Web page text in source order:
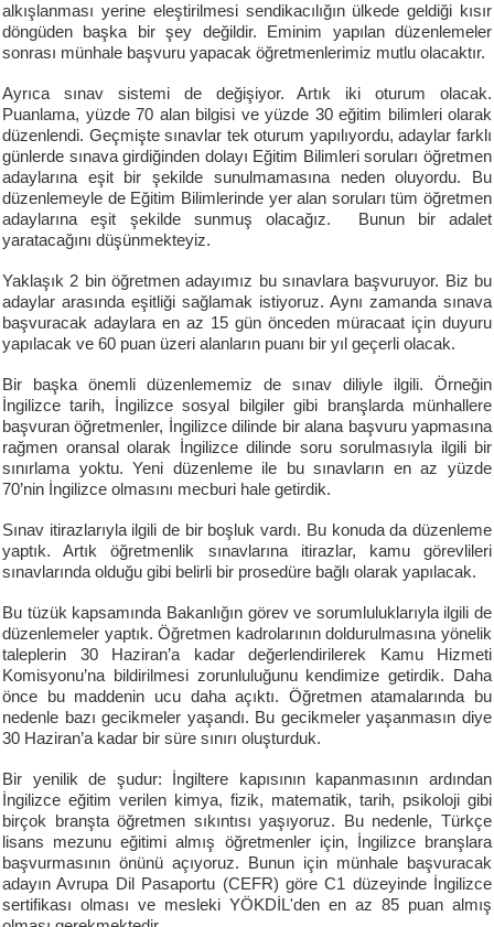
alkışlanması yerine eleştirilmesi sendikacılığın ülkede geldiği kısır
döngüden başka bir şey değildir. Eminim yapılan düzenlemeler
sonrası münhale başvuru yapacak öğretmenlerimiz mutlu olacaktır.
Ayrıca sınav sistemi de değişiyor. Artık iki oturum olacak.
Puanlama, yüzde 70 alan bilgisi ve yüzde 30 eğitim bilimleri olarak
düzenlendi. Geçmişte sınavlar tek oturum yapılıyordu, adaylar farklı
günlerde sınava girdiğinden dolayı Eğitim Bilimleri soruları öğretmen
adaylarına eşit bir şekilde sunulmamasına neden oluyordu. Bu
düzenlemeyle de Eğitim Bilimlerinde yer alan soruları tüm öğretmen
adaylarına eşit şekilde sunmuş olacağız. Bunun bir adalet
yaratacağını düşünmekteyiz.
Yaklaşık 2 bin öğretmen adayımız bu sınavlara başvuruyor. Biz bu
adaylar arasında eşitliği sağlamak istiyoruz. Aynı zamanda sınava
başvuracak adaylara en az 15 gün önceden müracaat için duyuru
yapılacak ve 60 puan üzeri alanların puanı bir yıl geçerli olacak.
Bir başka önemli düzenlememiz de sınav diliyle ilgili. Örneğin
İngilizce tarih, İngilizce sosyal bilgiler gibi branşlarda münhallere
başvuran öğretmenler, İngilizce dilinde bir alana başvuru yapmasına
rağmen oransal olarak İngilizce dilinde soru sorulmasıyla ilgili bir
sınırlama yoktu. Yeni düzenleme ile bu sınavların en az yüzde
70’nin İngilizce olmasını mecburi hale getirdik.
Sınav itirazlarıyla ilgili de bir boşluk vardı. Bu konuda da düzenleme
yaptık. Artık öğretmenlik sınavlarına itirazlar, kamu görevlileri
sınavlarında olduğu gibi belirli bir prosedüre bağlı olarak yapılacak.
Bu tüzük kapsamında Bakanlığın görev ve sorumluluklarıyla ilgili de
düzenlemeler yaptık. Öğretmen kadrolarının doldurulmasına yönelik
taleplerin 30 Haziran’a kadar değerlendirilerek Kamu Hizmeti
Komisyonu’na bildirilmesi zorunluluğunu kendimize getirdik. Daha
önce bu maddenin ucu daha açıktı. Öğretmen atamalarında bu
nedenle bazı gecikmeler yaşandı. Bu gecikmeler yaşanmasın diye
30 Haziran’a kadar bir süre sınırı oluşturduk.
Bir yenilik de şudur: İngiltere kapısının kapanmasının ardından
İngilizce eğitim verilen kimya, fizik, matematik, tarih, psikoloji gibi
birçok branşta öğretmen sıkıntısı yaşıyoruz. Bu nedenle, Türkçe
lisans mezunu eğitimi almış öğretmenler için, İngilizce branşlara
başvurmasının önünü açıyoruz. Bunun için münhale başvuracak
adayın Avrupa Dil Pasaportu (CEFR) göre C1 düzeyinde İngilizce
sertifikası olması ve mesleki YÖKDİL'den en az 85 puan almış